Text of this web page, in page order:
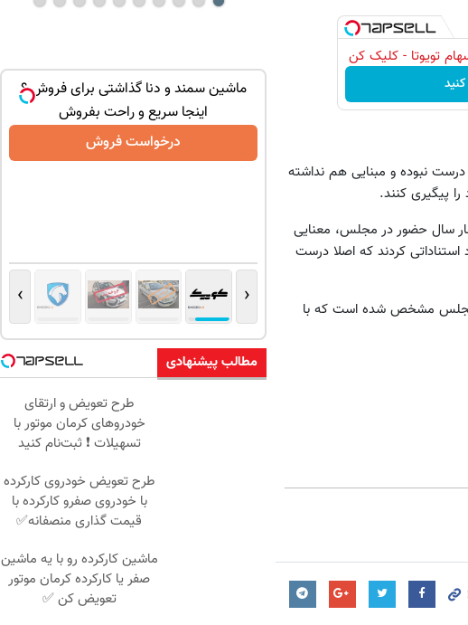
تویوتا - کلیک کن
نبوده و مبنایی هم نداشته
پیگیری کنند.
سال حضور در مجلس، معنایی
کردند که اصلا درست
مجلس مشخص شده است که با
به آگهی و تنها با یک بار مراجعه
فروخته شد
ماشین سمند و دنا گذاشتی برای فروش ؟
اینجا سریع و راحت بفروش
درخواست فروش
‹
›
مطالب پیشنهادی
طرح تعویض و ارتقای
خودروهای کرمان موتور با
تسهیلات ❗ ثبت‌نام کنید
طرح تعویض خودروی کارکرده
با خودروی صفرو کارکرده با
قیمت گذاری منصفانه✅
ماشین کارکرده رو با یه ماشین
صفر یا کارکرده کرمان موتور
تعویض کن ✅